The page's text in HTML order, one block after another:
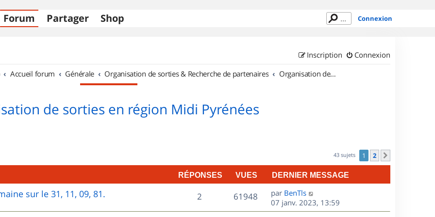
Forum Partager Shop Connexion
Connexion
Inscription
Accueil forum Générale Organisation de sorties & Recherche de partenaires Organisation de sorties en région Midi Pyrénées
de sorties en région Midi Pyrénées
43 sujets 1 2
RÉPONSES VUES DERNIER MESSAGE
sur le 31, 11, 09, 81. 2R
é
61948V
u
D
e
r
par BenTls
07 janv. 2023, 13:59